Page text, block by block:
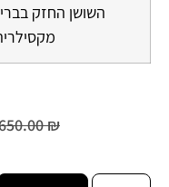
השושן החזק
₪